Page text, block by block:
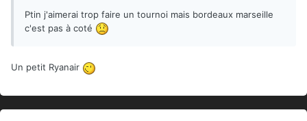
Ptin j'aimerai trop faire un tournoi mais bordeaux marseille
c'est pas à coté
Un petit Ryanair